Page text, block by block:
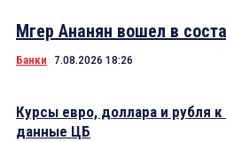
Мгер Ананян вошел в
Банки 7.08.2026 18:26
Курсы евро, доллара и рубля
данные ЦБ